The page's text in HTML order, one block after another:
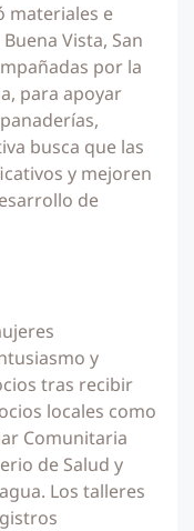
materiales e
Vista, San
por la
para apoyar
busca que las
y mejoren
de
y
tras recibir
locales como
Comunitaria
de Salud y
Los talleres